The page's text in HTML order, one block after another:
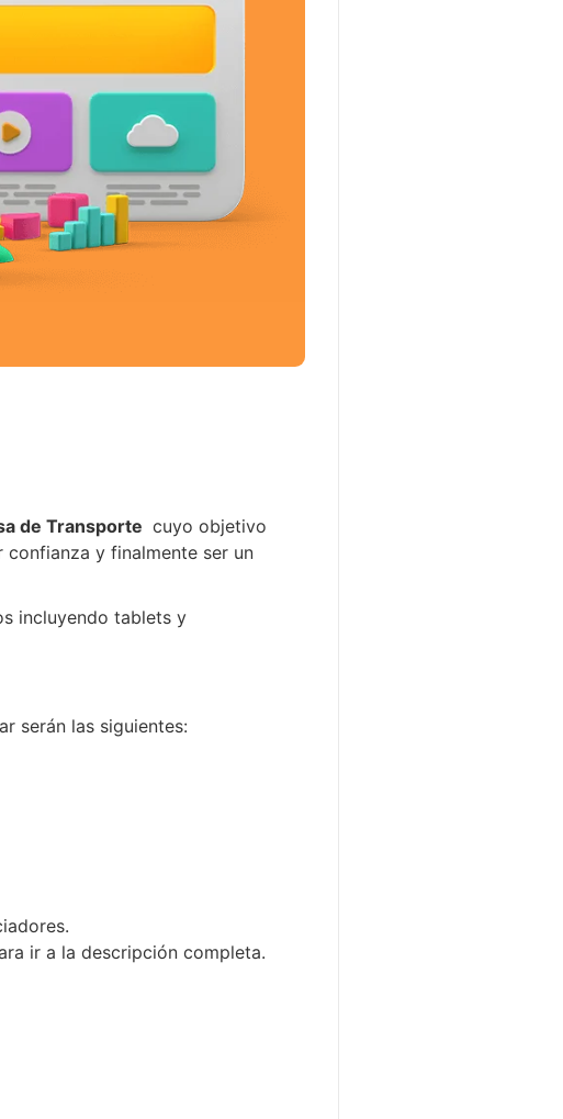
de Transporte cuyo objetivo
y finalmente ser un
incluyendo tablets y
serán las siguientes:
ir a la descripción completa.